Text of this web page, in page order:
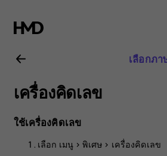
คู่มือ
ผู้
ใช้
Nokia
เลือกภา
เครื่องคิดเลข
ใช้เครื่องคิดเลข
เลือก เมนู >พิเศษ > เครื่องคิดเลข